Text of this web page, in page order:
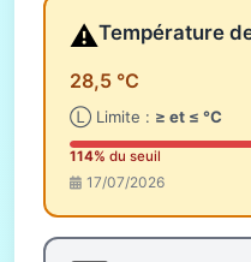
⚠️Température
28,5 °C
Ⓛ Limite : ≥ et ≤ °C
114% du seuil
17/07/2026